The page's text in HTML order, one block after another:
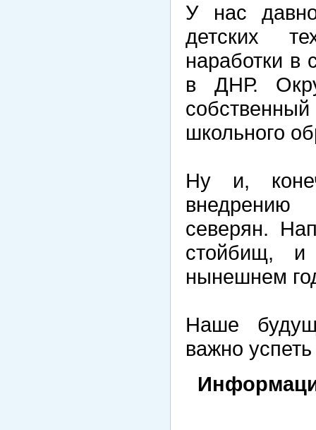
У нас давно
детских
наработки в
в ДНР.
школьного
Ну и,
внедрению
северян.
стойбищ,
нынешнем
Наше
важно